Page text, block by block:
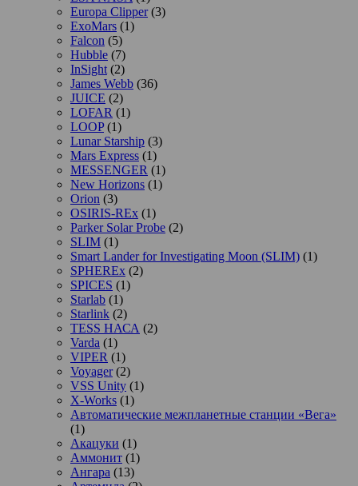
Europa Clipper(3)
ExoMars (1)
Falcon (5)
Hubble (7)
InSight (2)
James Webb (36)
JUICE (2)
LOFAR (1)
LOOP(1)
Lunar Starship (3)
Mars Express (1)
MESSENGER (1)
New Horizons (1)
Orion (3)
OSIRIS-REx (1)
Parker Solar Probe (2)
SLIM (1)
Smart Lander for Investigating Moon (SLIM) (1)
SPHEREx (2)
SPICES (1)
Starlab (1)
Starlink (2)
TESS НАСА (2)
Varda (1)
VIPER (1)
Voyager(2)
VSS Unity (1)
X-Works (1)
Автоматические межпланетные станции «Вега»
(1)
Акацуки (1)
Аммонит (1)
Ангара (13)